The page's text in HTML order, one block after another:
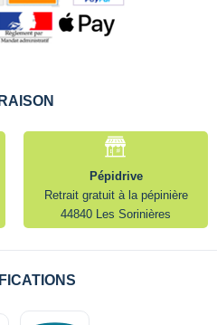
Pépidrive
Retrait gratuit à la pépinière
44840 Les Sorinières